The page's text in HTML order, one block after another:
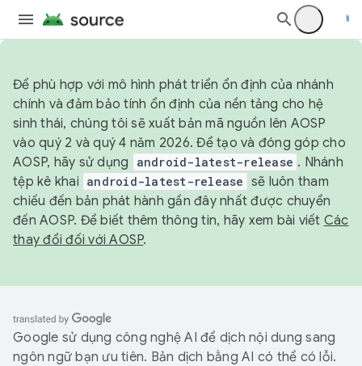
Để phù hợp với mô hình phát triển ổn định của nhánh
chính và đảm bảo tính ổn định của nền tảng cho hệ
sinh thái, chúng tôi sẽ xuất bản mã nguồn lên AOSP
vào quý 2 và quý 4 năm 2026. Để tạo và đóng góp cho
AOSP, hãy sử dụng
android-latest-release . Nhánh
tệp kê khai android-latest-release sẽ luôn tham
chiếu đến bản phát hành gần đây nhất được chuyển
đến AOSP. Để biết thêm thông tin, hãy xem bài viết Các
thay đổi đối với AOSP.
Google sử dụng công nghệ AI để dịch nội dung sang
ngôn ngữ bạn ưu tiên. Bản dịch bằng AI có thể có lỗi.